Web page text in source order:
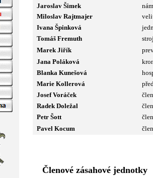
Jaroslav Šimek
Miloslav Rajtmajer
Ivana Špinková
Tomáš Fremuth
Marek Jiřík
Jana Poláková
Blanka Kunešová
Marie Kollerová
Josef Voráček
Radek Doležal
Petr Šott
Pavel Kocum
Členové zásahové jednotky